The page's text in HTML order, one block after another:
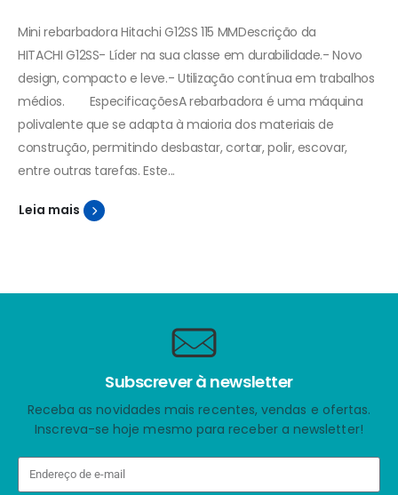
Mini rebarbadora Hitachi G12SS 115 MMDescrição da
HITACHI G12SS- Líder na sua classe em durabilidade.- Novo
design, compacto e leve.- Utilização contínua em trabalhos
médios.
EspecificaçõesA rebarbadora é uma máquina
polivalente que se adapta à maioria dos materiais de
construção, permitindo desbastar, cortar, polir, escovar,
entre outras tarefas. Este...
Leia mais
Subscrever à newsletter
Receba as novidades mais recentes, vendas e ofertas.
Inscreva-se hoje mesmo para receber a newsletter!